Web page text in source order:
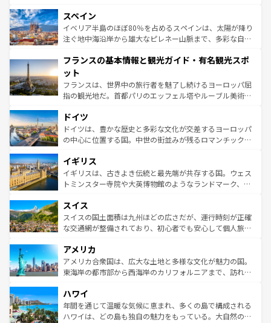
ろん、トスカーナの美しい田園風景やアマルフィ海岸の絶
景など、自然景観も見逃せない。観光の合間には、本場の
ピザやパスタなど、絶品のイタリア料理を堪能することも
ませてくれるイタリアで、忘れられない旅をしてみよう！
なお、新着のイタリア情報は
しい。
スペイン
イベリア半島のほぼ80％を占めるスペインは、太陽が降り
注ぐ地中海沿岸から雄大なピレネー山脈まで、多彩な自然
文化が根付くこの国では、情熱的なフラメンコ、熱気あふ
れる闘牛、そして美味しいタパスが生活の一部となってい
る。首都マドリードの洗練された雰囲気や、バルセロナの
アートに溢れた街角から、地方では古代ローマ遺跡や中世
せる。地方によって風土や気候が異なるスペインはその個
性で訪れる人を魅了する。 なお、新着のスペイン情報は コ
ンテンツ一覧を参照してほしい。
フランスの基本情報と観光ガイド・有名観光スポ
ット
フランスは、世界中の旅行者を魅了し続けるヨーロッパ屈
指の観光地だ。首都パリのエッフェル塔やルーブル美術館
で、幅広い魅力が詰まっている。華麗な宮殿、歴史的な大
聖堂、美しいビーチ、そして豊かな自然が、訪れる者を心
から魅了する。また、フランスは美食の国としても知ら
いる。シャンパンの発祥地であるランス、プロヴァンスの
香り高いラベンダー畑など、多彩な楽しみ方が可能だ。さ
らに、パリ以外の地域にも魅力が溢れており、どの街角に
れる地方に足を運ぶとそれぞれで全く異なる文化を体験で
きるだろう。 なお、新着のフランス情報はコンテンツ一覧
を参照してほしい。
ドイツ
ドイツは、豊かな歴史と多彩な文化が交差するヨーロッパ
の中心に位置する国。中世の街並みが残るロマンチック街
顔を持つこの国は、どこを歩いても飽きることがない。ベ
ルリンの文化的活気、バイエルン州のアルプスの絶景、そ
してライン川沿いのワイン畑といった風景は必見。ビール
は、お酒好きな人にはぜひ体験してほしい。 なお、新着の
ドイツ情報はコンテンツ一覧を参照してほしい。
イギリス
イギリスは、古きよき伝統と最先端が共存する国。ウェス
トミンスター寺院や大英博物館のようなランドマーク、歴
リアごとに異なる魅力がある。また、優雅なアフタヌーン
ティー、ビール好きにはたまらない英国パブ、サッカー観
戦など、本場だからこそできる体験も豊富。イギリスを旅
ンツ一覧を参照してほしい。
スイス
スイスの国土面積は九州ほどの広さだが、運行時刻が正確
な交通網が整備されており、初心者でも安心して個人旅行
の建物がそのまま残る町や、スイスならではのユニークな
博物館もあり、アルプス観光だけでなく町歩きも満喫する
ことができる。国民の所得が高いため物価も高いが、旅行
ば市内交通費無料で観光を楽しむこともできる。 なお、新
着のスイス情報はコンテンツ一覧 を参照してほしい。
アメリカ
アメリカ合衆国は、広大な土地と多様な文化が魅力の国。
東海岸の都市部から西海岸のカリフォルニアまで、訪れる
のような巨大都市は、観光、ショッピング、エンターテイ
ンメントが詰まった刺激的なスポットだ。一方、アメリカ
西部には大自然が広がり、グランドキャニオンやイエロー
ハワイ
年間を通じて温暖な気候に恵まれ、多くの島で構成される
ハワイは、どの島も独自の魅力をもっている。大自然の神